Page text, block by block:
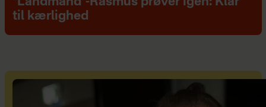
til kærlighed